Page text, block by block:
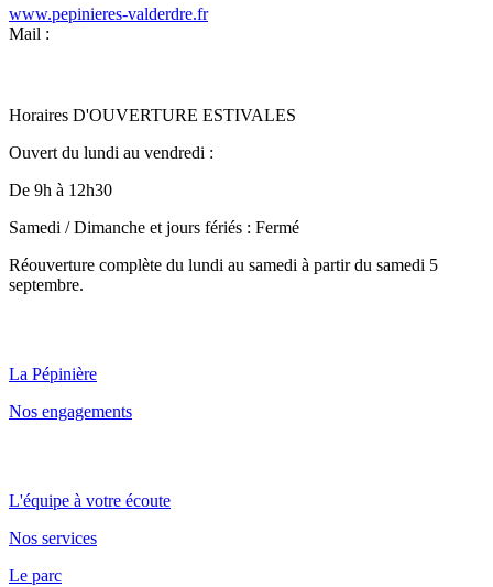
www.pepinieres-valderdre.fr
Mail :
Horaires D'OUVERTURE ESTIVALES
Ouvert du lundi au vendredi :
De 9h à 12h30
Samedi / Dimanche et jours fériés : Fermé
Réouverture complète du lundi au samedi à partir du samedi 5
septembre.
La Pépinière
Nos engagements
L'équipe à votre écoute
Nos services
Le parc